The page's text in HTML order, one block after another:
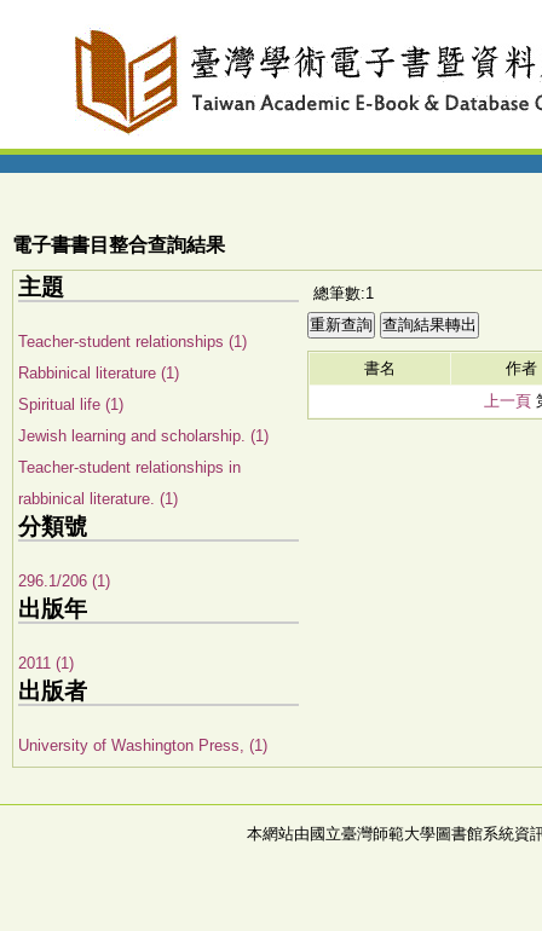
電子書書目整合查詢結果
主題
Teacher-student relationships (1)
Rabbinical literature (1)
Spiritual life (1)
Jewish learning and scholarship. (1)
Teacher-student relationships in
rabbinical literature. (1)
分類號
296.1/206 (1)
出版年
2011 (1)
出版者
University of Washington Press, (1)
總筆數:1
書名
作者
上一頁
本網站由國立臺灣師範大學圖書館系統資